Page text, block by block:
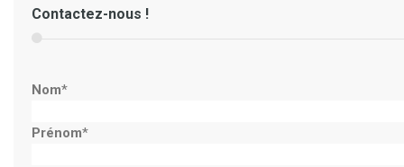
Contactez-nous !
Nom*
Prénom*